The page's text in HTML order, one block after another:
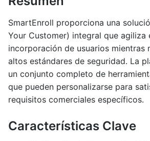
SmartEnroll proporciona una
Your Customer) integral que agiliza
incorporación de usuarios mientras
altos estándares de seguridad. La
un conjunto completo de
que pueden personalizarse para
requisitos comerciales específicos.
Características Clave